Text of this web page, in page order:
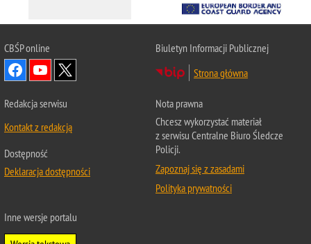
CBŚPonline
Biuletyn Informacji Publicznej
Strona główna
Redakcja serwisu
Kontakt z redakcją
Dostępność
Deklaracja dostępności
Nota prawna
Chcesz wykorzystać materiał
z serwisu Centralne Biuro Śledcze
Policji.
Zapoznaj się z zasadami
Polityka prywatności
Inne wersje portalu